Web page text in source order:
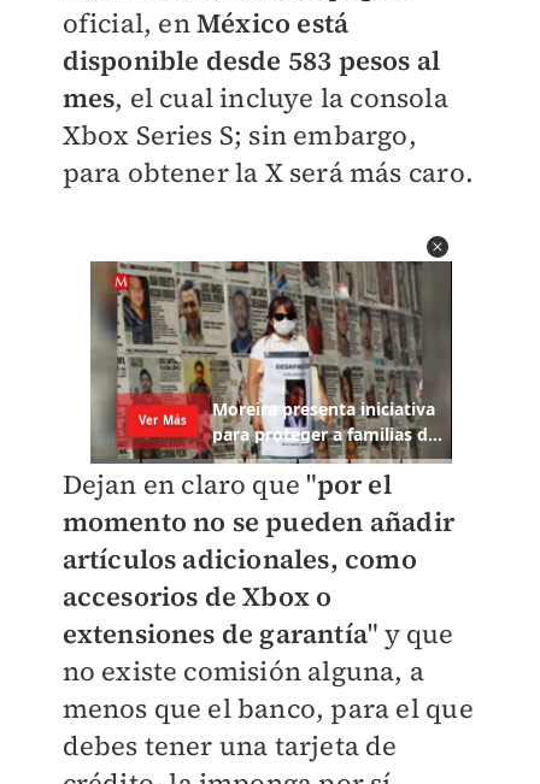
oficial, enMéxico está
disponible desde 583 pesos al
mes, el cual incluye la consola
Xbox Series S; sin embargo,
para obtener la X será más caro.
Dejan en claro que "por el
momento no se pueden añadir
artículos adicionales, como
accesorios de Xbox o
extensiones de garantía" y que
no existe comisión alguna, a
menos que el banco, para el que
debes tener una tarjeta de